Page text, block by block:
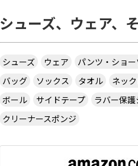
シューズ、ウェア、
シューズ ウェア パンツ・ショー
バッグ
ソックス タオル
ネッ
ボール
サイドテープ ラバー保護
クリーナースポンジ